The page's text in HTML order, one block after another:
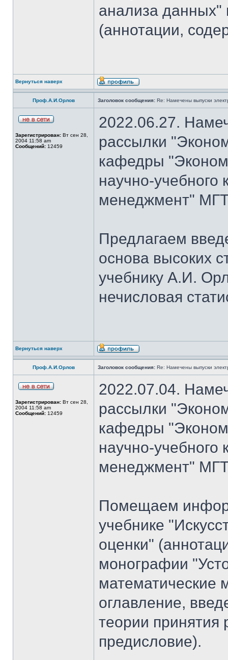
анализа данных"
(аннотации,
Вернуться наверх
Проф.А.И.Орлов Заголовок сообщения: Re: Намечены выпуски
Зарегистрирован: Вт сен 28,
2004 11:58 am
Сообщений: 12459
2022.06.27.
рассылки
кафедры
научно-
менеджмент"
Предлагаем
основа высоких
учебнику А.И.
нечисловая
Вернуться наверх
Проф.А.И.Орлов Заголовок сообщения: Re: Намечены выпуски
Зарегистрирован: Вт сен 28,
2004 11:58 am
Сообщений: 12459
2022.07.04.
рассылки
кафедры
научно-
менеджмент"
Помещаем
учебнике
оценки"
монографии
математические
оглавление,
теории
предисловие).